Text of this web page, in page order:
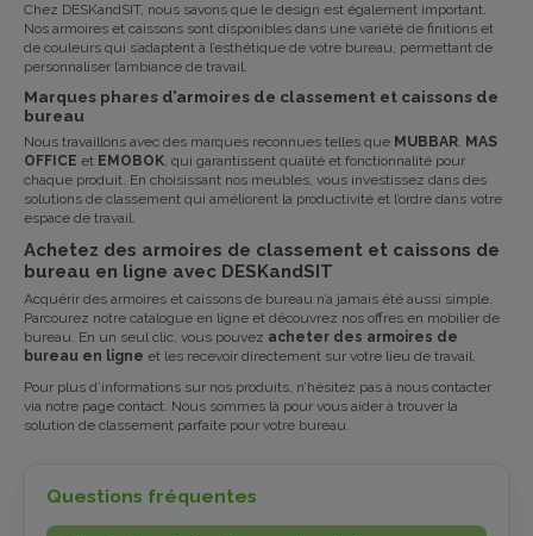
Chez DESKandSIT, nous savons que le design est également important.
Nos armoires et caissons sont disponibles dans une variété de finitions et
de couleurs qui s’adaptent à l’esthétique de votre bureau, permettant de
personnaliser l’ambiance de travail.
Marques phares d’armoires de classement et caissons de
bureau
Nous travaillons avec des marques reconnues telles que MUBBAR, MAS
OFFICE et EMOBOK, qui garantissent qualité et fonctionnalité pour
chaque produit. En choisissant nos meubles, vous investissez dans des
solutions de classement qui améliorent la productivité et l’ordre dans votre
espace de travail.
Achetez des armoires de classement et caissons de
bureau en ligne avec DESKandSIT
Acquérir des armoires et caissons de bureau n’a jamais été aussi simple.
Parcourez notre catalogue en ligne et découvrez nos offres en mobilier de
bureau. En un seul clic, vous pouvez acheter des armoires de
bureau en ligne et les recevoir directement sur votre lieu de travail.
Pour plus d’informations sur nos produits, n’hésitez pas à nous contacter
via notre page contact . Nous sommes là pour vous aider à trouver la
solution de classement parfaite pour votre bureau.
Questions fréquentes